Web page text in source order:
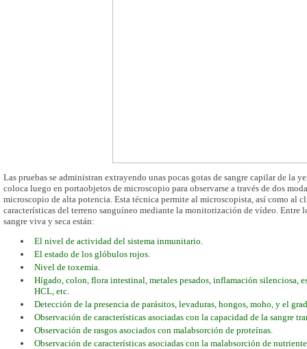
Las pruebas se administran extrayendo unas pocas gotas de sangre capilar de la
coloca luego en portaobjetos de microscopio para observarse a través de dos
microscopio de alta potencia. Esta técnica permite al microscopista, así como al
características del terreno sanguíneo mediante la monitorización de vídeo. Entre
sangre viva y seca están:
El nivel de actividad del sistema inmunitario.
El estado de los glóbulos rojos.
Nivel de toxemia.
Hígado, colon, flora intestinal, metales pesados, inflamación silenciosa,
HCL, etc.
Detección de la presencia de parásitos, levaduras, hongos, moho, y el
Observación de características asociadas con la capacidad de la sangre
Observación de rasgos asociados con malabsorción de proteínas.
Observación de características asociadas con la malabsorción de